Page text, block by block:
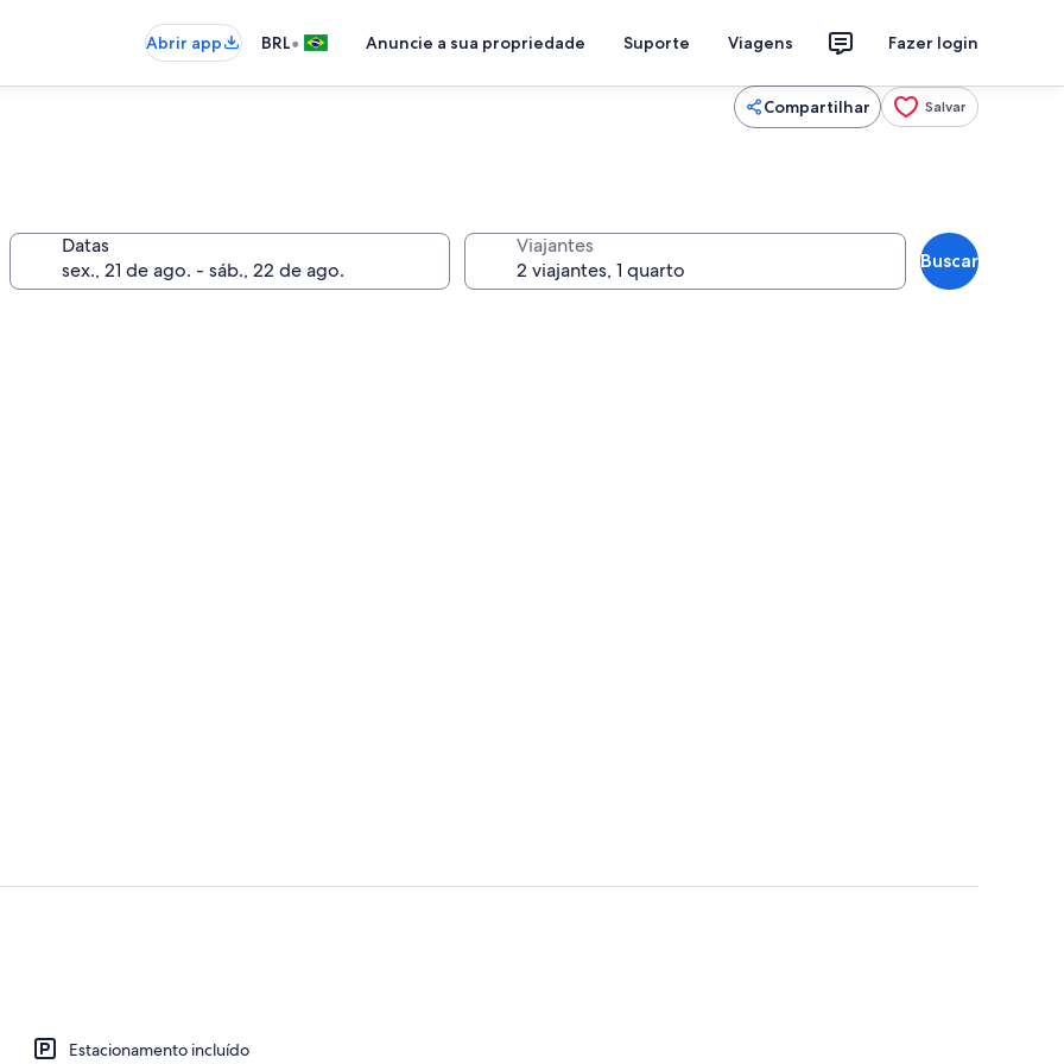
Abrir app BRL• Anuncie a sua propriedade Suporte Viagens Fazer login
Compartilhar Salvar
Datas Viajantes
Buscar
Estacionamento incluído